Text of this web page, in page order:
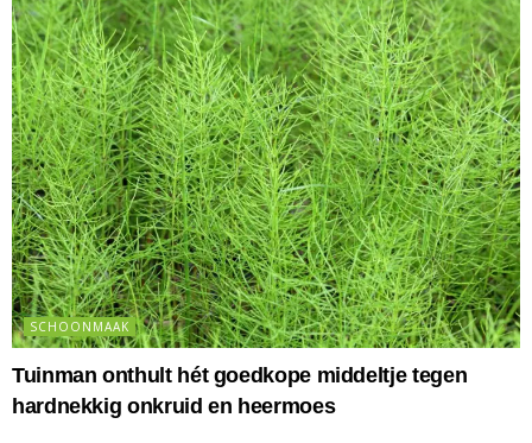
SCHOONMAAK
Tuinman onthult hét goedkope middeltje tegen
hardnekkig onkruid en heermoes